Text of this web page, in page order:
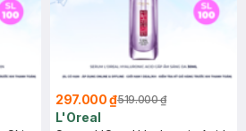
297.000 ₫519.000 ₫
L'Oreal